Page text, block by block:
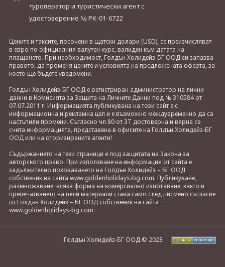
туроператор и туристически агент с
удостоверение № РК-01-6722
Цените и таксите, посочени в щатски долари (USD), се преизчисляват
в евро по официалния валутен курс, валиден към датата на
плащането. При необходимост, Голдън Холидейз-БГ ООД си запазва
правото, да променя цените и условията на предложената оферта, за
което ще бъдете уведомени.
Голдън Холидейз-БГ ООД е регистриран администратор на лични
данни в Комисията за Защита на Личните Данни под № 310584 от
07.07.2011 г. Информацията публикувана на този сайт е с
информационна и рекламна цел и е възможно междувременно да са
настъпили промени. Съгласно чл.80 от ЗТ достоверна и вярна се
счита информацията, представена в офисите на Голдън Холидейз-БГ
ООД или на оторизираните агенти!
Съдържанието на тези страници е под защитата на Закона за
авторското право. При използване на информация от сайта е
задължително позоваването на Голдън Холидейз – БГ ООД
собственик на сайта www.goldenholidays-bg.com. Публикуване,
размножаване, всяка форма на комерсиално използване, както и
препечатването на цели материали става само след писмено съгласие
от Голдън Холидейз – БГ ООД собственик на сайта
www.goldenholidays-bg.com.
Голдън Холидейз-БГ ООД © 2023